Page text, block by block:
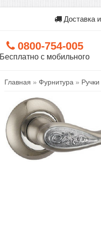
Доставка
0800-754-005
Бесплатно с мобильного
Главная » Фурнитура » Ручки